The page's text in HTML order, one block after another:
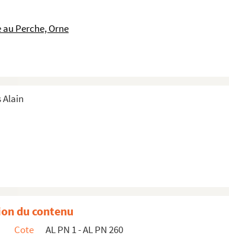
Perche, Orne
Alain
du contenu
Cote
AL PN 1 - AL PN 260